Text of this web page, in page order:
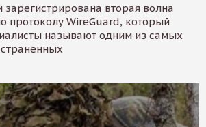
зарегистрирована вторая волна
протоколу WireGuard, который
называют одним из самых